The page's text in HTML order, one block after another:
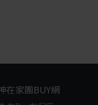
在家團BUY網